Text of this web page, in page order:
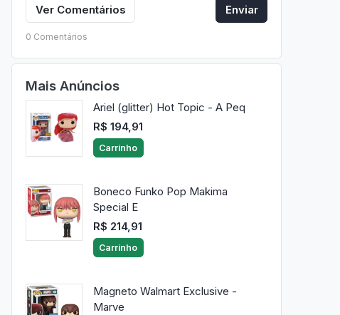
Ver Comentários Enviar
0 Comentários
Mais Anúncios
Ariel (glitter) Hot Topic - A Peq
R$ 194,91
Carrinho
Boneco Funko Pop Makima
Special E
R$ 214,91
Carrinho
Magneto Walmart Exclusive -
Marve